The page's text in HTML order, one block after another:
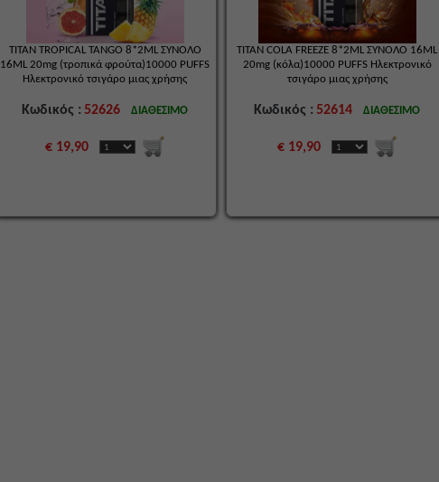
TITAN TROPICAL TANGO 8*2ML ΣΥΝΟΛΟ
16ML 20mg (τροπικά φρούτα)10000 PUFFS
Ηλεκτρονικό τσιγάρο μιας χρήσης
Κωδικός : 52626 ΔΙΑΘΕΣΙΜΟ
€ 19,90
TITAN COLA FREEZE 8*2ML ΣΥΝΟΛΟ 16ML
20mg (κόλα)10000 PUFFS Ηλεκτρονικό
τσιγάρο μιας χρήσης
Κωδικός : 52614 ΔΙΑΘΕΣΙΜΟ
€ 19,90